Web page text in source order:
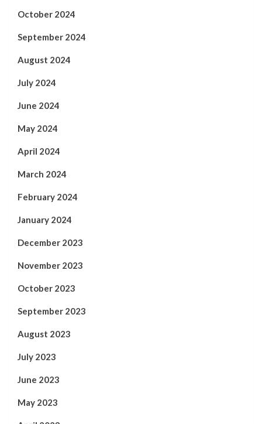
October 2024
September 2024
August 2024
July 2024
June 2024
May 2024
April 2024
March 2024
February 2024
January 2024
December 2023
November 2023
October 2023
September 2023
August 2023
July 2023
June 2023
May 2023